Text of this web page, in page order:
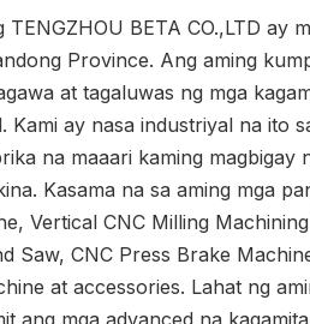
TENGZHOU BETA CO.,LTD ay
Province. Ang aming
at tagaluwas ng mga
Kami ay nasa industriyal na ito
na maaari kaming magbigay
Kasama na sa aming mga
Vertical CNC Milling
Saw, CNC Press Brake
at accessories. Lahat ng
ang mga advanced na